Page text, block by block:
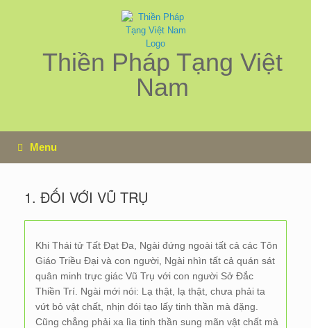
Thiền Pháp Tạng Việt
Nam
Menu
1. ĐỐI VỚI VŨ TRỤ
Khi Thái tử Tất Đạt Đa, Ngài đứng ngoài tất cả các Tôn
Giáo Triều Đại và con người, Ngài nhìn tất cả quán sát
quân minh trực giác Vũ Trụ với con người Sở Đắc
Thiền Trí. Ngài mới nói: Lạ thật, lạ thật, chưa phải ta
vứt bỏ vật chất, nhịn đói tạo lấy tinh thần mà đặng.
Cũng chẳng phải xa lìa tinh thần sung mãn vật chất mà